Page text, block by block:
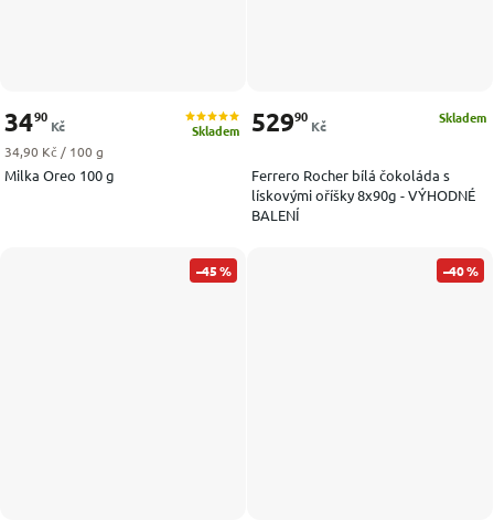
Milka Oreo 100 g
Skladem
3490
Kč
Měrná cena:
34,90 Kč / 100 g
Ferrero Rocher bílá čokoláda s
lískovými oříšky 8x90g - VÝHODNÉ
BALENÍ
Skladem
52990
Kč
–45 % –40 %